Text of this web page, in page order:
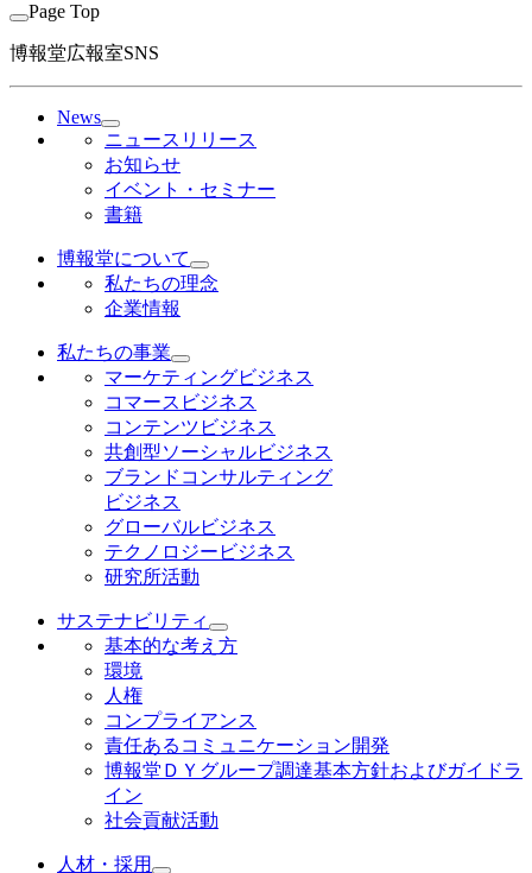
Page Top
博報堂広報室SNS
News
ニュースリリース
お知らせ
イベント・セミナー
書籍
博報堂について
私たちの理念
企業情報
私たちの事業
マーケティングビジネス
コマースビジネス
コンテンツビジネス
共創型ソーシャルビジネス
ブランドコンサルティング
ビジネス
グローバルビジネス
テクノロジービジネス
研究所活動
サステナビリティ
基本的な考え方
環境
人権
コンプライアンス
責任あるコミュニケーション開発
博報堂ＤＹグループ調達基本方針およびガイドラ
イン
社会貢献活動
人材・採用